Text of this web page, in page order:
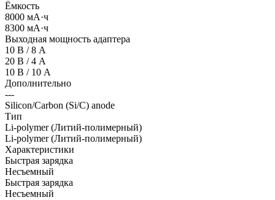
Ёмкость
8000 мА·ч
8300 мА·ч
Выходная мощность адаптера
10 В / 8 А
20 В / 4 А
10 В / 10 А
Дополнительно
---
Silicon/Carbon (Si/C) anode
Тип
Li-polymer (Литий-полимерный)
Li-polymer (Литий-полимерный)
Характеристики
Быстрая зарядка
Несъемный
Быстрая зарядка
Несъемный